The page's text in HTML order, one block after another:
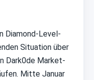
Diamond-Level-
Situation über
Dark0de Market-
Mitte Januar